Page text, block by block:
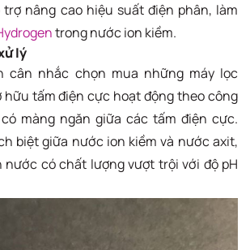
nâng cao hiệu suất điện phân, làm
trong nước ion kiềm.
lý
cân nhắc chọn mua những máy lọc
hữu tấm điện cực hoạt động theo công
màng ngăn giữa các tấm điện cực.
biệt giữa nước ion kiềm và nước axit,
nước có chất lượng vượt trội với độ pH